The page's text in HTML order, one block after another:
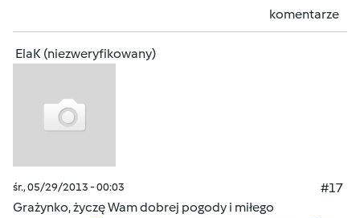
komentarze
ElaK (niezweryfikowany)
śr., 05/29/2013 - 00:03
#17
Grażynko, życzę Wam dobrej pogody i miłego